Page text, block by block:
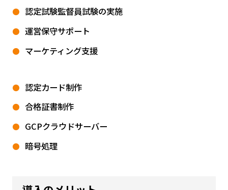
認定試験監督員試験の実施
運営保守サポート
マーケティング支援
認定カード制作
合格証書制作
GCPクラウドサーバー
暗号処理